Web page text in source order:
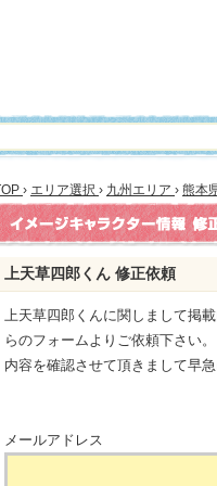
› エリア選択 › 九州エリア › 熊本
上天草四郎くん 修正依頼
上天草四郎くんに関しまして掲
らのフォームよりご依頼下さい。
内容を確認させて頂きまして早
メールアドレス